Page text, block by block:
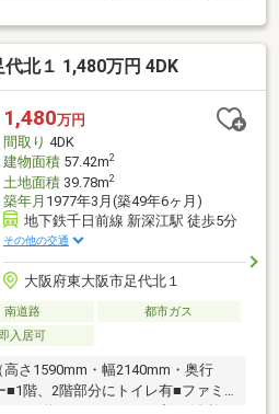
・3カ所にバルコニーを配置・全居
・食洗機・浴室乾燥機・床暖房
歩6分(約430m)・大阪市立東小路
ミリーマート小路駅東店 徒歩3分
をお手伝いします
相談はお気軽にお問い合わせく
北１ 1,480万円 4DK
1,480万円
間取り 4DK
建物面積57.42m2
土地面積39.78m2
築年月 1977年3月(築49年6ヶ月)
地下鉄千日前線 新深江駅 徒歩5分
その他の交通
大阪府東大阪市足代北１
南道路
都市ガス
即入居可
さ1590mm・幅2140mm・奥行
階、2階部分にトイレ有■ファミ